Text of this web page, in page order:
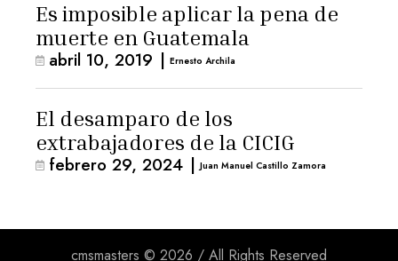
Es imposible aplicar la pena de
muerte en Guatemala
abril 10, 2019 | Ernesto Archila
El desamparo de los
extrabajadores de la CICIG
febrero 29, 2024 | Juan Manuel Castillo Zamora
cmsmasters © 2026 / All Rights Reserved